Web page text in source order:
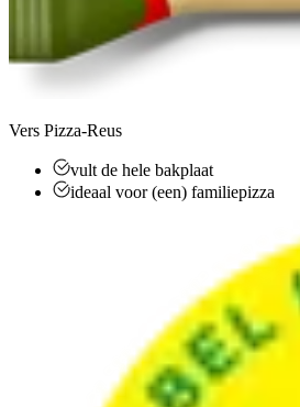
Vers Pizza-Reus
vult de hele bakplaat
ideaal voor (een) familiepizza